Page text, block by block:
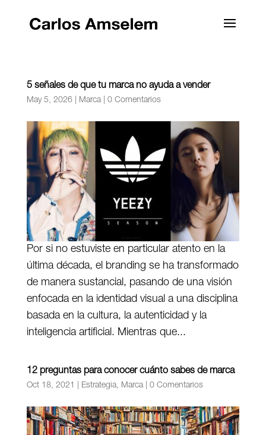
5 señales de que tu marca no ayuda a vender
May 5, 2026| Marca| 0 Comentarios
Por si no estuviste en particular atento en la
última década, el branding se ha transformado
de manera sustancial, pasando de una visión
enfocada en la identidad visual a una disciplina
basada en la cultura, la autenticidad y la
inteligencia artificial. Mientras que...
12 preguntas para conocer cuánto sabes de marca
Oct 18, 2021 Estrategia, Marca| 0 Comentarios